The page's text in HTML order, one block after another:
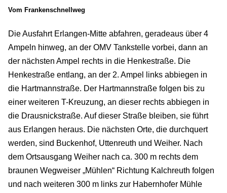
Vom Frankenschnellweg
Die Ausfahrt Erlangen-Mitte abfahren, geradeaus über 4
Ampeln hinweg, an der OMV Tankstelle vorbei, dann an
der nächsten Ampel rechts in die Henkestraße. Die
Henkestraße entlang, an der 2. Ampel links abbiegen in
die Hartmannstraße. Der Hartmannstraße folgen bis zu
einer weiteren T-Kreuzung, an dieser rechts abbiegen in
die Drausnickstraße. Auf dieser Straße bleiben, sie führt
aus Erlangen heraus. Die nächsten Orte, die durchquert
werden, sind Buckenhof, Uttenreuth und Weiher. Nach
dem Ortsausgang Weiher nach ca. 300 m rechts dem
braunen Wegweiser „Mühlen“ Richtung Kalchreuth folgen
und nach weiteren 300 m links zur Habernhofer Mühle